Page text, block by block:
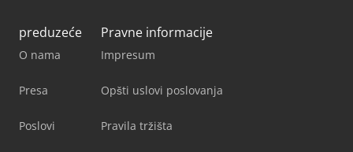
preduzeće
O nama
Presa
Poslovi
Pravne informacije
Impresum
Opšti uslovi poslovanja
Pravila tržišta